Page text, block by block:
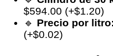
$594.00 (+$1.20)
🔹 Precio por litro:
(+$0.02)